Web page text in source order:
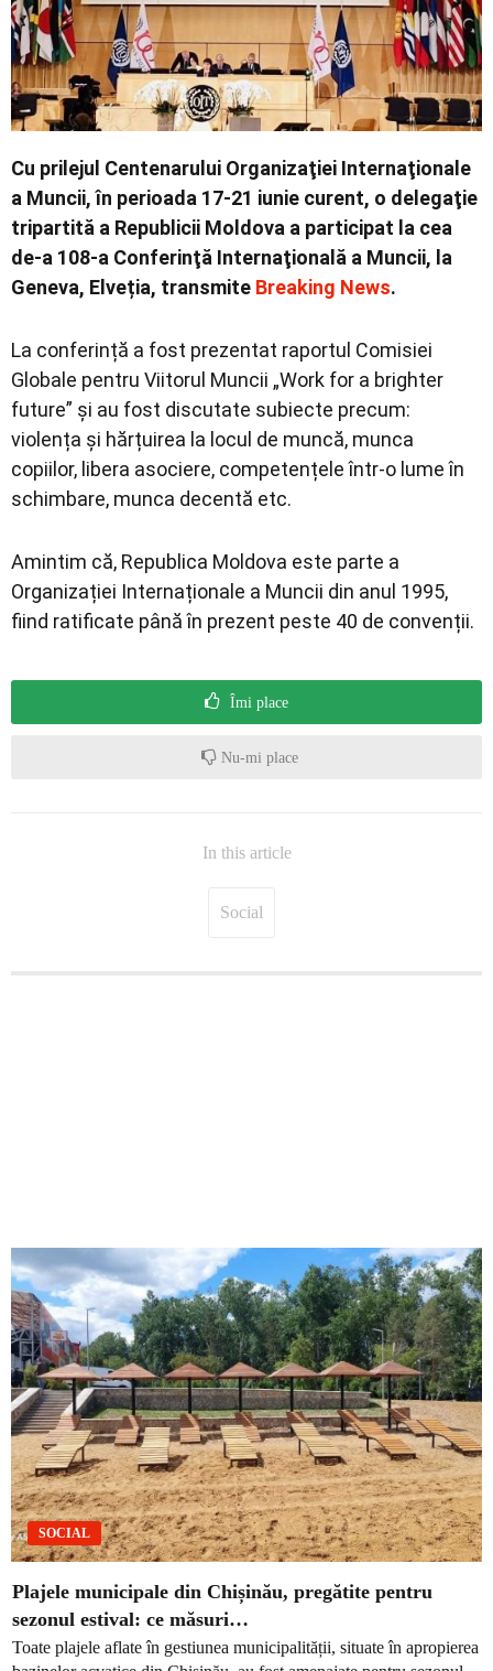
Cu prilejul Centenarului Organizaţiei Internaţionale
a Muncii, în perioada 17-21 iunie curent, o delegaţie
tripartită a Republicii Moldova a participat la cea
de-a 108-a Conferinţă Internaţională a Muncii, la
Geneva, Elveția, transmite Breaking News.
La conferință a fost prezentat raportul Comisiei
Globale pentru Viitorul Muncii „Work for a brighter
future” și au fost discutate subiecte precum:
violența și hărțuirea la locul de muncă, munca
copiilor, libera asociere, competențele într-o lume în
schimbare, munca decentă etc.
Amintim că, Republica Moldova este parte a
Organizației Internaționale a Muncii din anul 1995,
fiind ratificate până în prezent peste 40 de convenții.
Îmi place
Nu-mi place
In this article
Social
SOCIAL
Plajele municipale din Chișinău, pregătite pentru
sezonul estival: ce măsuri…
Toate plajele aflate în gestiunea municipalității, situate în apropierea